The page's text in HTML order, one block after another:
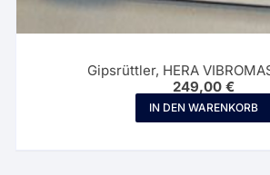
Gipsrüttler, HERA
249,00 €
IN DEN WARENKORB